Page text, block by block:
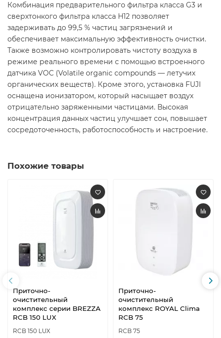
Комбинация предварительного фильтра класса G3 и
сверхтонкого фильтра класса H12 позволяет
задерживать до 99,5 % частиц загрязнений и
обеспечивает максимальную эффективность очистки.
Также возможно контролировать чистоту воздуха в
режиме реального времени с помощью встроенного
датчика VOC (Volatile organic compounds — летучих
органических веществ). Кроме этого, установка FUJI
оснащена ионизатором, который насыщает воздух
отрицательно заряженными частицами. Высокая
концентрация данных частиц улучшает сон, повышает
сосредоточенность, работоспособность и настроение.
Похожие товары
Приточно-
очистительный
комплекс серии BREZZA
RCB 150 LUX
RCB 150 LUX
Приточно-
очистительный
комплекс ROYAL Clima
RCB 75
RCB 75